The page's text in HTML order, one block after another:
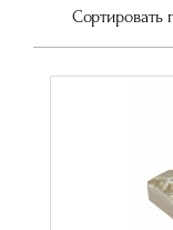
Сортировать